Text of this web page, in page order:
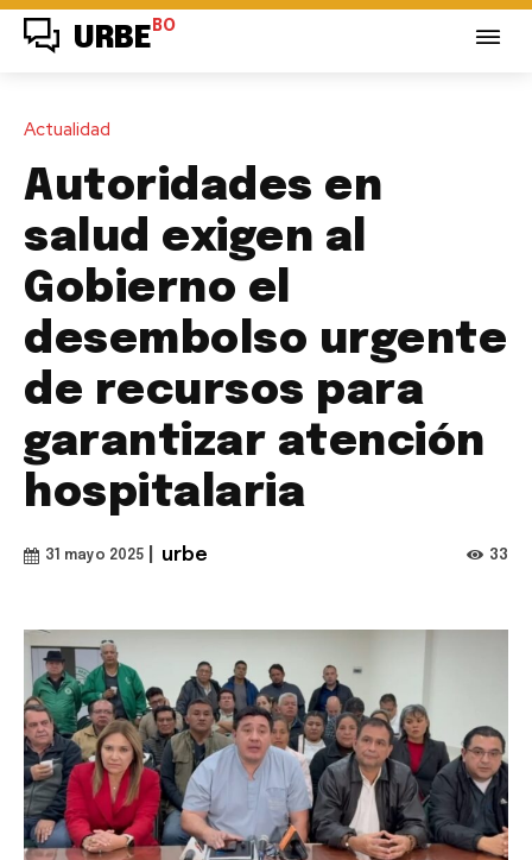
URBE BO
Actualidad
Autoridades en
salud exigen al
Gobierno el
desembolso urgente
de recursos para
garantizar atención
hospitalaria
31 mayo 2025 urbe 33